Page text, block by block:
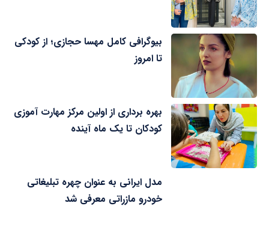
بیوگرافی کامل مهسا حجازی؛ از کودکی
تا امروز
بهره برداری از اولین مرکز مهارت آموزی
کودکان تا یک ماه آینده
مدل ایرانی به عنوان چهره تبلیغاتی
خودرو مازراتی معرفی شد